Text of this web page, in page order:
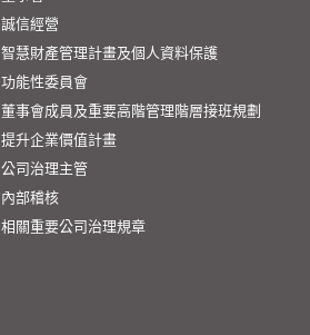
誠信經營
智慧財產管理計畫及個人資料保護
功能性委員會
董事會成員及重要高階管理階層接班規劃
提升企業價值計畫
公司治理主管
內部稽核
相關重要公司治理規章